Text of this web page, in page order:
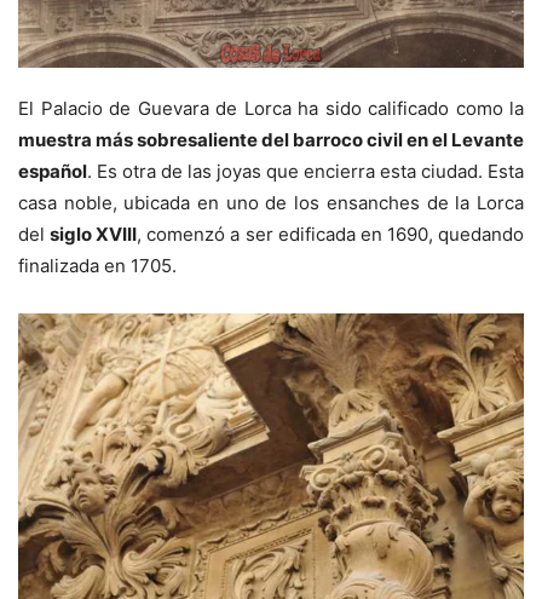
El Palacio de Guevara de Lorca ha sido calificado como la
muestra más sobresaliente del barroco civil en el Levante
español. Es otra de las joyas que encierra esta ciudad. Esta
casa noble, ubicada en uno de los ensanches de la Lorca
delsiglo XVIII, comenzó a ser edificada en 1690, quedando
finalizada en 1705.